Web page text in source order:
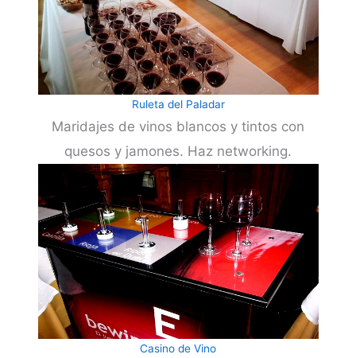
Ruleta del Paladar
Maridajes de vinos blancos y tintos con
quesos y jamones. Haz networking.
Casino de Vino